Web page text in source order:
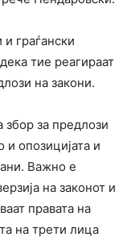
граѓански
тие реагираат
на закони.
збор за предлози
и опозицијата и
Важно е
на законот и
правата на
на трети лица